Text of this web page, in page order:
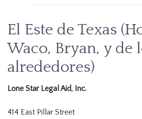
El Este de Texas
Waco, Bryan, y de
alrededores)
Lone Star Legal Aid, Inc.
414 East Pillar Street